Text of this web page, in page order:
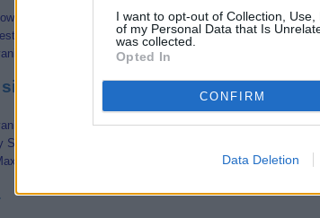
I want to opt-out of Collection,
of my Personal Data that Is
was collected.
Opted In
CONFIRM
Data Deletion
chystá bohatou knihovnu seriálů a filmů
TV kanál na kapacitě M7 Group
přidává balíčky s nahrávkami
také
přidává balíčky s nahrávkami
Select odstartoval na CANAL+ v Rakousku
zvýší cenu v USA